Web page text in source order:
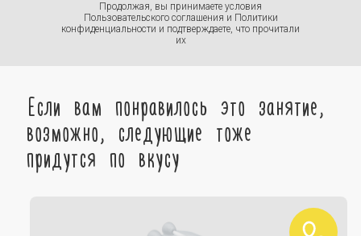
Продолжая, вы принимаете условия
Пользовательского соглашения и Политики
конфиденциальности и подтверждаете, что прочитали
их
Если вам понравилось это занятие,
возможно, следующие тоже
придутся по вкусу